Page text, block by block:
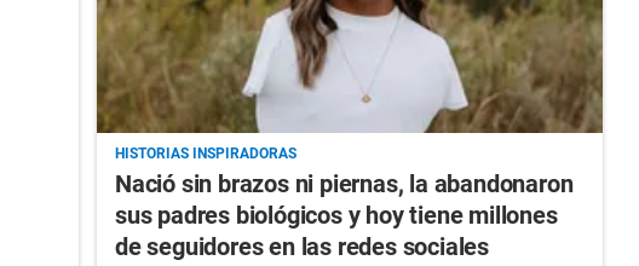
HISTORIAS INSPIRADORAS
Nació sin brazos ni piernas, la abandonaron
sus padres biológicos y hoy tiene millones
de seguidores en las redes sociales